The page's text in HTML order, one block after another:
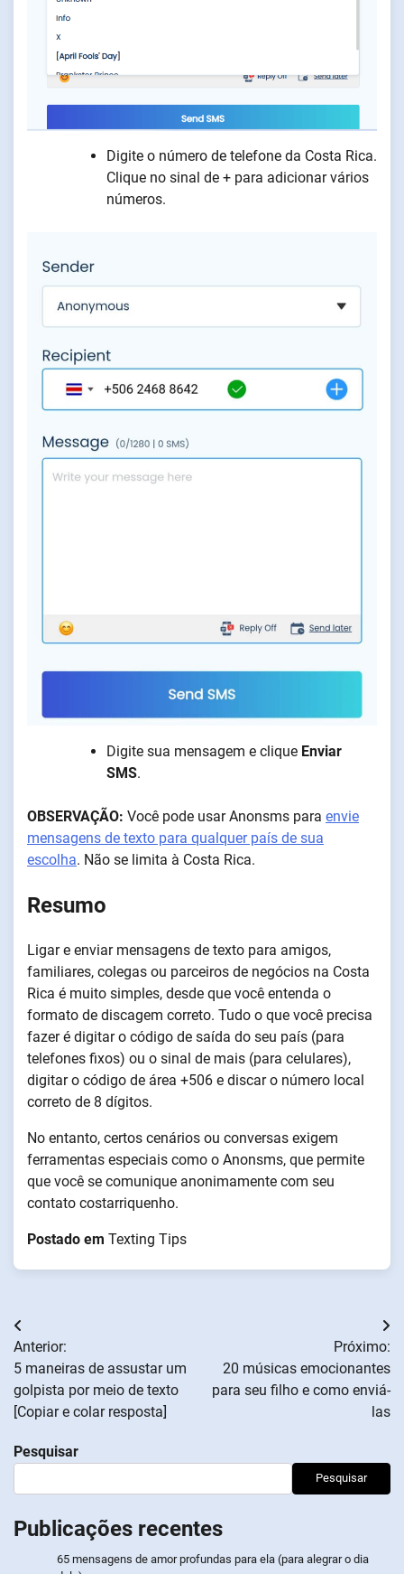
Digite o número de telefone da Costa Rica.
Clique no sinal de + para adicionar vários
números.
Digite sua mensagem e clique Enviar
SMS.
OBSERVAÇÃO: Você pode usar Anonsms para envie
mensagens de texto para qualquer país de sua
escolha. Não se limita à Costa Rica.
Resumo
Ligar e enviar mensagens de texto para amigos,
familiares, colegas ou parceiros de negócios na Costa
Rica é muito simples, desde que você entenda o
formato de discagem correto. Tudo o que você precisa
fazer é digitar o código de saída do seu país (para
telefones fixos) ou o sinal de mais (para celulares),
digitar o código de área +506 e discar o número local
correto de 8 dígitos.
No entanto, certos cenários ou conversas exigem
ferramentas especiais como o Anonsms, que permite
que você se comunique anonimamente com seu
contato costarriquenho.
Postado em Texting Tips
Navegação
de
artigos
Anterior:
5 maneiras de assustar um
golpista por meio de texto
[Copiar e colar resposta]
Próximo:
20 músicas emocionantes
para seu filho e como enviá-
las
Pesquisar
Pesquisar
Publicações recentes
65 mensagens de amor profundas para ela (para alegrar o dia